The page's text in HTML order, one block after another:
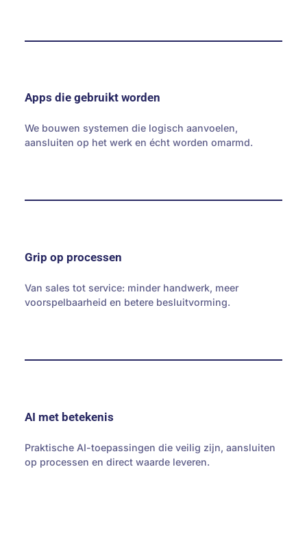
Apps die gebruikt worden
We bouwen systemen die logisch aanvoelen,
aansluiten op het werk en écht worden omarmd.
Grip op processen
Van sales tot service: minder handwerk, meer
voorspelbaarheid en betere besluitvorming.
AI met betekenis
Praktische AI-toepassingen die veilig zijn, aansluiten
op processen en direct waarde leveren.